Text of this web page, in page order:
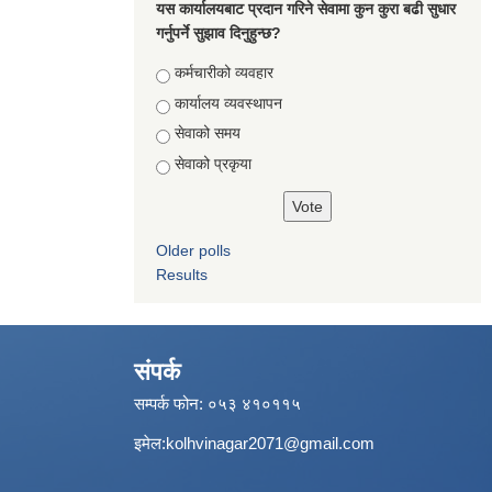
यस कार्यालयबाट प्रदान गरिने सेवामा कुन कुरा बढी सुधार
गर्नुपर्ने सुझाव दिनुहुन्छ?
Choices
कर्मचारीको व्यवहार
कार्यालय व्यवस्थापन
सेवाको समय
सेवाको प्रकृया
Older polls
Results
संपर्क
सम्पर्क फोन: ०५३ ४१०११५
इमेल:kolhvinagar2071@gmail.com